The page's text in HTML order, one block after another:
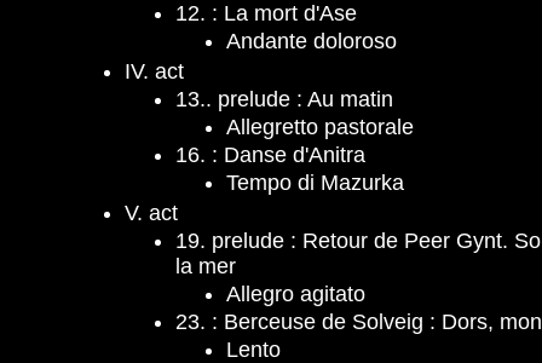
12. : La mort d'Ase
Andante doloroso
IV. act
13.. prelude : Au matin
Allegretto pastorale
16. : Danse d'Anitra
Tempo di Mazurka
V. act
19. prelude : Retour de Peer Gynt.
la mer
Allegro agitato
23. : Berceuse de Solveig : Dors,
Lento